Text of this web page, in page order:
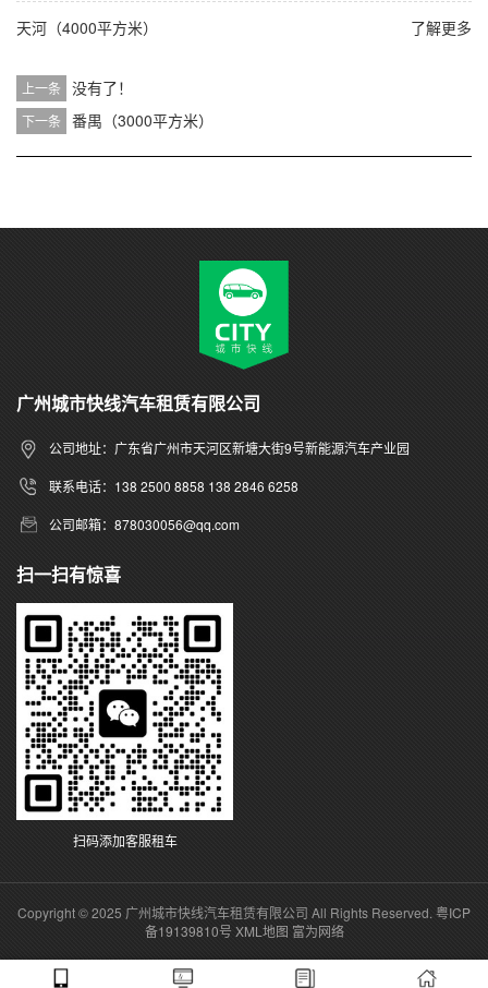
了解更多
天河（4000平方米）
上一条 没有了！
下一条 番禺（3000平方米）
广州城市快线汽车租赁有限公司
公司地址：广东省广州市天河区新塘大街9号新能源汽车产业园
联系电话：138 2500 8858 138 2846 6258
公司邮箱：878030056@qq.com
扫一扫有惊喜
扫码添加客服租车
Copyright © 2025 广州城市快线汽车租赁有限公司 All Rights Reserved. 粤ICP
备19139810号 XML地图 富为网络